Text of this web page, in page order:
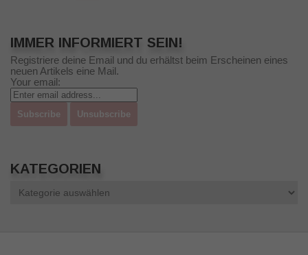
IMMER INFORMIERT SEIN!
Registriere deine Email und du erhältst beim Erscheinen eines
neuen Artikels eine Mail.
Your email:
KATEGORIEN